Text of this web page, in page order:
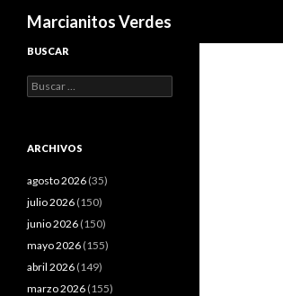
Marcianitos Verdes
BUSCAR
Buscar:
ARCHIVOS
agosto 2026 (35)
julio 2026 (150)
junio 2026 (150)
mayo 2026 (155)
abril 2026 (149)
marzo 2026 (155)